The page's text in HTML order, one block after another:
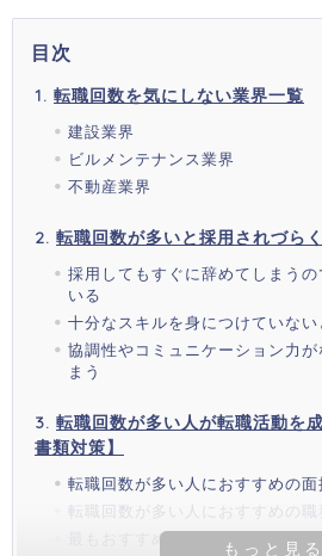
目次
転職回数を気にしない業界一覧
建設業界
ビルメンテナンス業界
不動産業界
転職回数が多いと採用されづら
採用してもすぐに辞めてしまう
いる
十分なスキルを身につけていない
協調性やコミュニケーション力
まう
転職回数が多い人が転職活動を
書類対策】
転職回数が多い人におすすめの面
転職回数が多い人におすすめの
最もおすすめなのは転職エージェ